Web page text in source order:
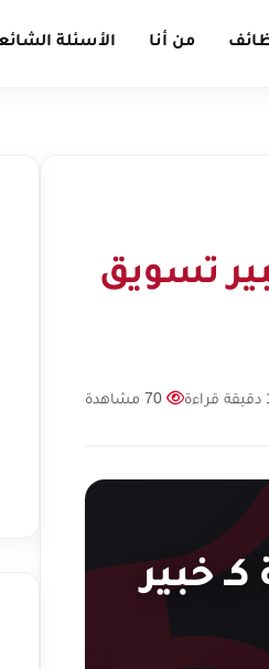
من أنا الأسئلة
تسويق
خبير